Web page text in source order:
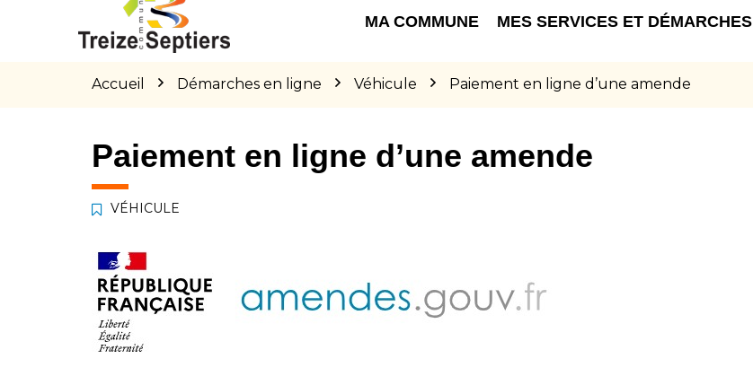
MA COMMUNE MES SERVICES ET DÉMARCHES
Accueil Démarches en ligne Véhicule Paiement en ligne d’une amende
Paiement en ligne d’une amende
VÉHICULE